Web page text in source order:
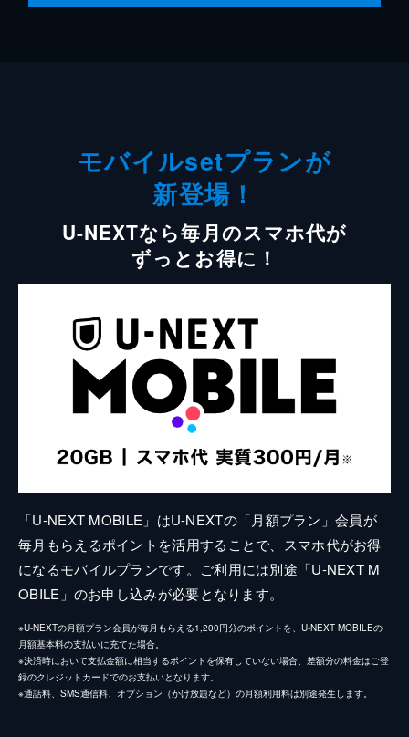
モバイルsetプランが
新登場！
U-NEXTなら毎月のスマホ代が
ずっとお得に！
「U-NEXT MOBILE」はU-NEXTの「月額プラン」会員が
毎月もらえるポイントを活用することで、スマホ代がお得
になるモバイルプランです。ご利用には別途「U-NEXT M
OBILE」のお申し込みが必要となります。
※U-NEXTの月額プラン会員が毎月もらえる1,200円分のポイントを、U-NEXT MOBILEの
月額基本料の支払いに充てた場合。
※決済時において支払金額に相当するポイントを保有していない場合、差額分の料金はご登
録のクレジットカードでのお支払いとなります。
※通話料、SMS通信料、オプション（かけ放題など）の月額利用料は別途発生します。